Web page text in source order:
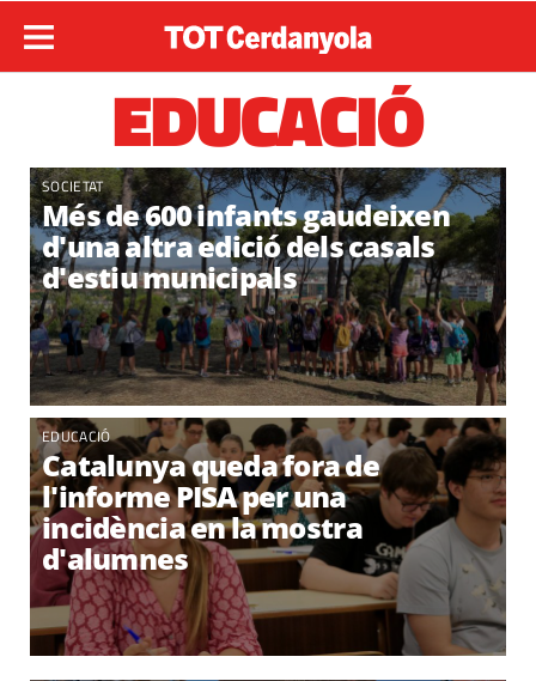
EDUCACIÓ
SOCIETAT
Més de 600 infants gaudeixen
d'una altra edició dels casals
d'estiu municipals
EDUCACIÓ
Catalunya queda fora de
l'informe PISA per una
incidència en la mostra
d'alumnes